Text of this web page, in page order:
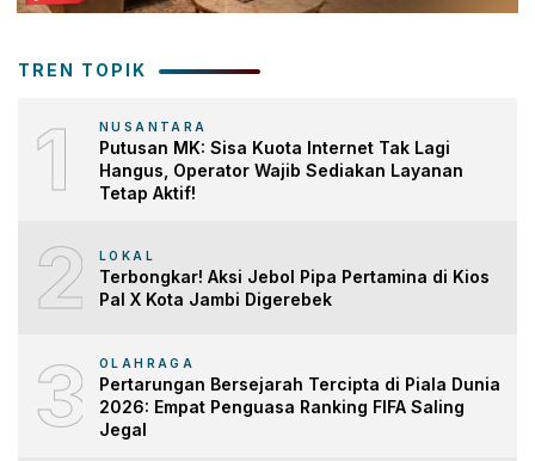
TREN TOPIK
1 NUSANTARA
Putusan MK: Sisa Kuota Internet Tak Lagi
Hangus, Operator Wajib Sediakan Layanan
Tetap Aktif!
2 LOKAL
Terbongkar! Aksi Jebol Pipa Pertamina di Kios
Pal X Kota Jambi Digerebek
3 OLAHRAGA
Pertarungan Bersejarah Tercipta di Piala Dunia
2026: Empat Penguasa Ranking FIFA Saling
Jegal